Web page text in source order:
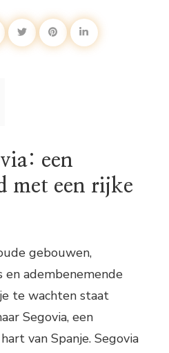
een
met een rijke
gebouwen,
en adembenemende
te wachten staat
Segovia, een
van Spanje. Segovia